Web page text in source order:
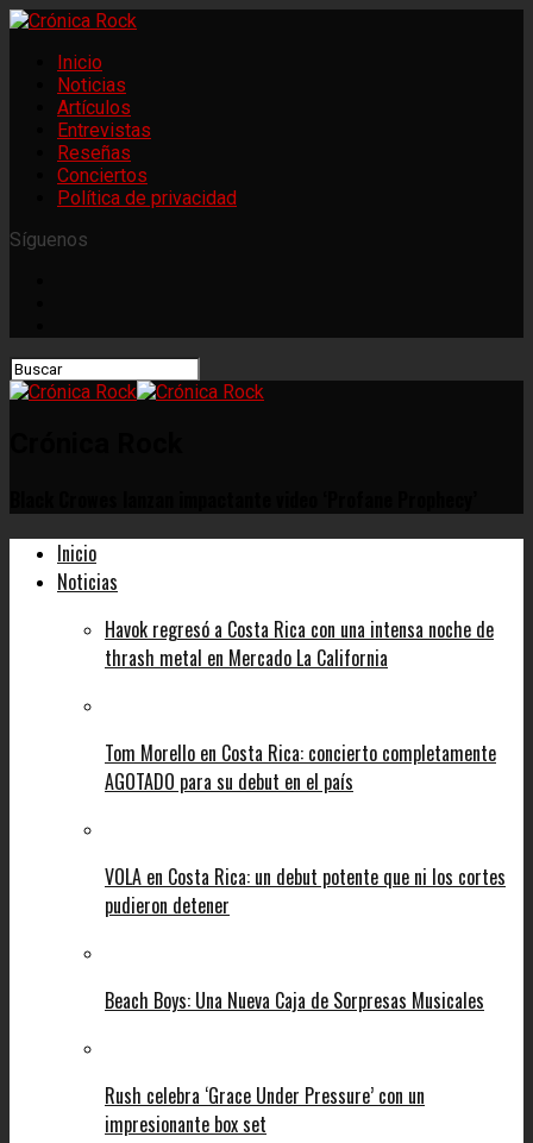
Inicio
Noticias
Artículos
Entrevistas
Reseñas
Conciertos
Política de privacidad
Síguenos
Inicio
Noticias
Havok regresó a Costa Rica con una intensa noche de
thrash metal en Mercado La California
Tom Morello en Costa Rica: concierto completamente
AGOTADO para su debut en el país
VOLA en Costa Rica: un debut potente que ni los cortes
pudieron detener
Beach Boys: Una Nueva Caja de Sorpresas Musicales
Rush celebra ‘Grace Under Pressure’ con un
impresionante box set